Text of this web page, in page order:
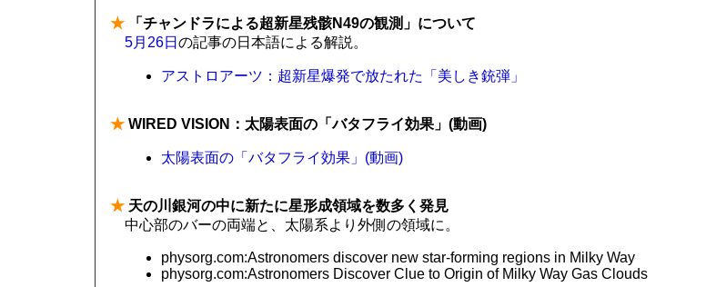
★ 「チャンドラによる超新星残骸N49の観測」について
5月26日 の記事の日本語による解説。
アストロアーツ：超新星爆発で放たれた「美しき銃弾」
★ WIRED VISION：太陽表面の「バタフライ効果」(動画)
太陽表面の「バタフライ効果」(動画)
★ 天の川銀河の中に新たに星形成領域を数多く発見
中心部のバーの両端と、太陽系より外側の領域に。
physorg.com:Astronomers discover new star-forming regions in Milky Way
physorg.com:Astronomers Discover Clue to Origin of Milky Way Gas Clouds